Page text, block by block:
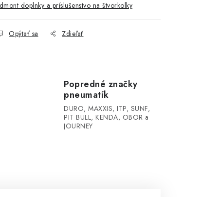
doplnky a príslušenstvo na štvorkolky
Opýtať sa Zdieľať
Popredné značky
pneumatík
DURO, MAXXIS, ITP, SUNF,
PIT BULL, KENDA, OBOR a
JOURNEY